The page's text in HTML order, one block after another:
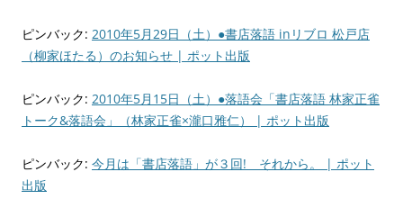
ピンバック: 2010年5月29日（土）●書店落語 inリブロ 松戸店
（柳家ほたる）のお知らせ | ポット出版
ピンバック: 2010年5月15日（土）●落語会「書店落語 林家正雀
トーク&落語会」（林家正雀×瀧口雅仁） | ポット出版
ピンバック: 今月は「書店落語」が３回! それから。 | ポット
出版